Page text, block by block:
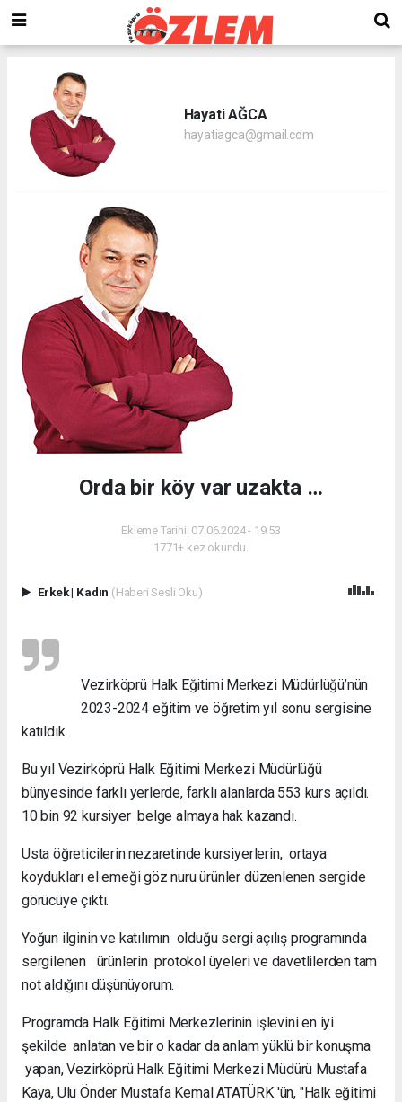
Hayati AĞCA
hayatiagca@gmail.com
Orda bir köy var uzakta …
Ekleme Tarihi: 07.06.2024 - 19:53
1771+ kez okundu.
Erkek| Kadın (Haberi Sesli Oku)
Vezirköprü Halk Eğitimi Merkezi Müdürlüğü’nün
2023-2024 eğitim ve öğretim yıl sonu sergisine
katıldık.
Bu yıl Vezirköprü Halk Eğitimi Merkezi Müdürlüğü
bünyesinde farklı yerlerde, farklı alanlarda 553 kurs açıldı.
10 bin 92 kursiyer belge almaya hak kazandı.
Usta öğreticilerin nezaretinde kursiyerlerin, ortaya
koydukları el emeği göz nuru ürünler düzenlenen sergide
görücüye çıktı.
Yoğun ilginin ve katılımın olduğu sergi açılış programında
sergilenen ürünlerin protokol üyeleri ve davetlilerden tam
not aldığını düşünüyorum.
Programda Halk Eğitimi Merkezlerinin işlevini en iyi
şekilde anlatan ve bir o kadar da anlam yüklü bir konuşma
yapan, Vezirköprü Halk Eğitimi Merkezi Müdürü Mustafa
Kaya, Ulu Önder Mustafa Kemal ATATÜRK 'ün, "Halk eğitimi